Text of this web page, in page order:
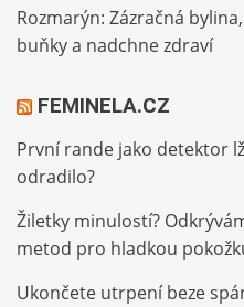
Rozmarýn: Zázračná
buňky a nadchne zdraví
FEMINELA.CZ
První rande jako detektor
odradilo?
Žiletky minulostí?
metod pro hladkou
Ukončete utrpení beze